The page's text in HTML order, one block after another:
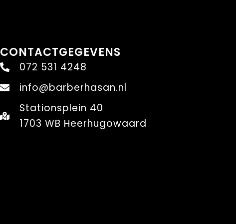
CONTACTGEGEVENS
072 531 4248
info@barberhasan.nl
Stationsplein 40
1703 WB Heerhugowaard